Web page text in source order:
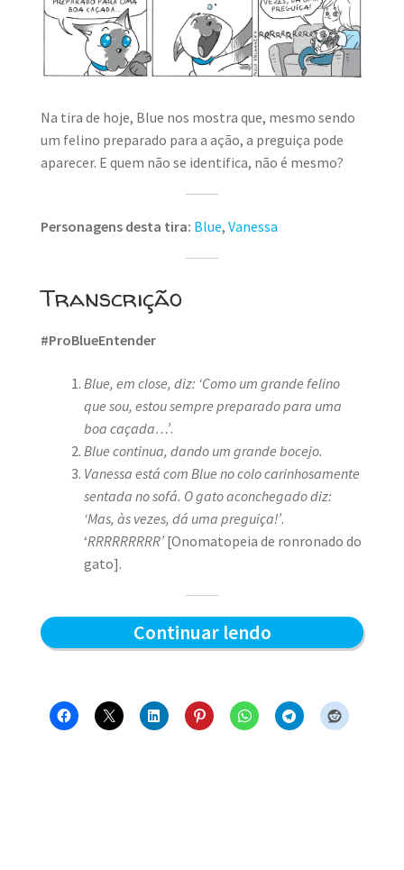
MINHA CONTA
CARRINHO
Na tira de hoje, Blue nos mostra que, mesmo sendo
um felino preparado para a ação, a preguiça pode
aparecer. E quem não se identifica, não é mesmo?
Personagens desta tira: Blue, Vanessa
Transcrição
#ProBlueEntender
Blue, em close, diz: ‘Como um grande felino
que sou, estou sempre preparado para uma
boa caçada…’.
Blue continua, dando um grande bocejo.
Vanessa está com Blue no colo carinhosamente
sentada no sofá. O gato aconchegado diz:
‘Mas, às vezes, dá uma preguiça!’.
‘RRRRRRRRR’[Onomatopeia de ronronado do
gato].
Continuar lendoPreparado
caçada?